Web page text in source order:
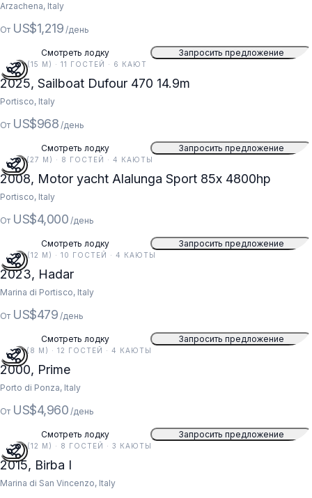
Arzachena, Italy
От US$1,219 /день
Смотреть лодку Запросить предложение
49 FT (15 M) · 11 ГОСТЕЙ · 6 КАЮТ
2025, Sailboat Dufour 470 14.9m
Portisco, Italy
От US$968 /день
Смотреть лодку Запросить предложение
87 FT (27 M) · 8 ГОСТЕЙ · 4 КАЮТЫ
2008, Motor yacht Alalunga Sport 85x 4800hp
Portisco, Italy
От US$4,000 /день
Смотреть лодку Запросить предложение
40 FT (12 M) · 10 ГОСТЕЙ · 4 КАЮТЫ
2023, Hadar
Marina di Portisco, Italy
От US$479 /день
Смотреть лодку Запросить предложение
26 FT (8 M) · 12 ГОСТЕЙ · 4 КАЮТЫ
2000, Prime
Porto di Ponza, Italy
От US$4,960 /день
Смотреть лодку Запросить предложение
40 FT (12 M) · 8 ГОСТЕЙ · 3 КАЮТЫ
2015, Birba I
Marina di San Vincenzo, Italy